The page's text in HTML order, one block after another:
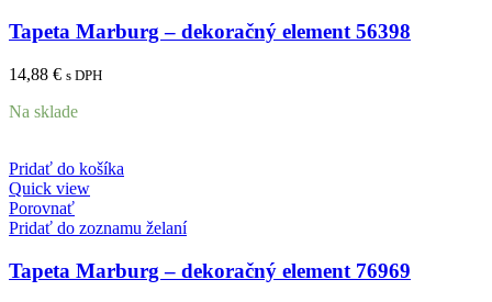
Tapeta Marburg – dekoračný element 56398
14,88 € s DPH
Na sklade
Pridať do košíka
Quick view
Porovnať
Pridať do zoznamu želaní
Tapeta Marburg – dekoračný element 76969